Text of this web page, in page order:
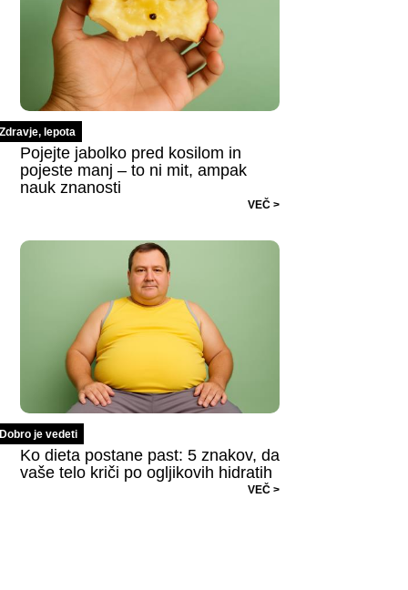
Zdravje, lepota
Pojejte jabolko pred kosilom in
pojeste manj – to ni mit, ampak
nauk znanosti
VEČ >
Dobro je vedeti
Ko dieta postane past: 5 znakov, da
vaše telo kriči po ogljikovih hidratih
VEČ >